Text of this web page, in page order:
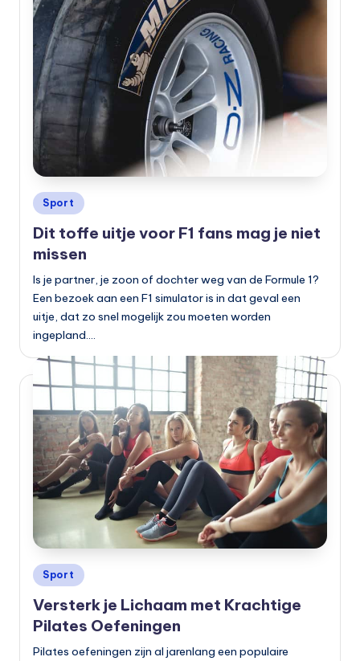
Geplaatst
in
Sport
Dit toffe uitje voor F1 fans mag je niet
missen
Is je partner, je zoon of dochter weg van de Formule 1?
Een bezoek aan een F1 simulator is in dat geval een
uitje, dat zo snel mogelijk zou moeten worden
ingepland.…
Geplaatst
in
Sport
Versterk je Lichaam met Krachtige
Pilates Oefeningen
Pilates oefeningen zijn al jarenlang een populaire